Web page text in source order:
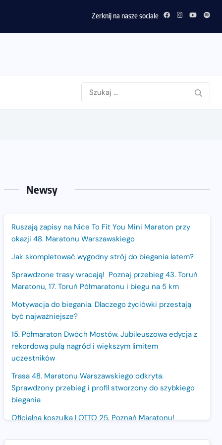
Zerknij na nasze sociale
Newsy
Ruszają zapisy na Nice To Fit You Mini Maraton przy
okazji 48. Maratonu Warszawskiego
Jak skompletować wygodny strój do biegania latem?
Sprawdzone trasy wracają! Poznaj przebieg 43. Toruń
Maratonu, 17. Toruń Półmaratonu i biegu na 5 km
Motywacja do biegania. Dlaczego życiówki przestają
być najważniejsze?
15. Półmaraton Dwóch Mostów. Jubileuszowa edycja z
rekordową pulą nagród i większym limitem
uczestników
Trasa 48. Maratonu Warszawskiego odkryta.
Sprawdzony przebieg i profil stworzony do szybkiego
biegania
Oficjalna koszulka LOTTO 25. Poznań Maratonu!